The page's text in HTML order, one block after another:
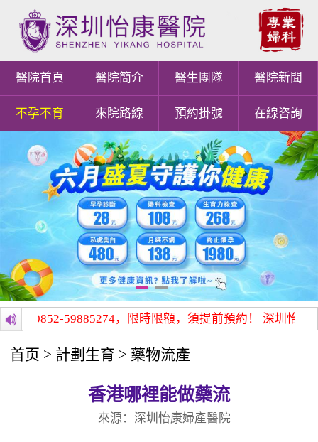
醫院首頁 醫院簡介 醫生團隊 醫院新聞
不孕不育 來院路線 預約掛號 在線咨詢
1
2
00852-59885274，限時限額，須提前預約！
深圳怡康
首页 > 計劃生育 > 藥物流產
香港哪裡能做藥流
來源：深圳怡康婦產醫院